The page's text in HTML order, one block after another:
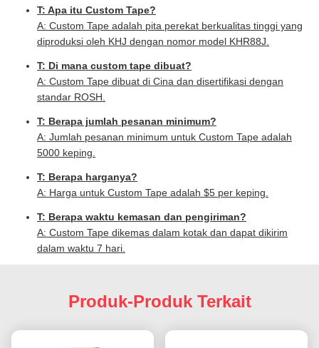
T: Apa itu Custom Tape?
A: Custom Tape adalah pita perekat berkualitas tinggi yang
diproduksi oleh KHJ dengan nomor model KHR88J.
T: Di mana custom tape dibuat?
A: Custom Tape dibuat di Cina dan disertifikasi dengan
standar ROSH.
T: Berapa jumlah pesanan minimum?
A: Jumlah pesanan minimum untuk Custom Tape adalah
5000 keping.
T: Berapa harganya?
A: Harga untuk Custom Tape adalah $5 per keping.
T: Berapa waktu kemasan dan pengiriman?
A: Custom Tape dikemas dalam kotak dan dapat dikirim
dalam waktu 7 hari.
Produk-Produk Terkait